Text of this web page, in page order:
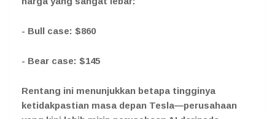
- Bull case: $860
- Bear case: $145
Rentang ini menunjukkan betapa tingginya
ketidakpastian masa depan Tesla—perusahaan